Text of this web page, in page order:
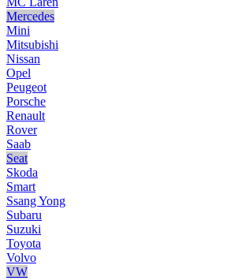
Mercedes
Mini
Mitsubishi
Nissan
Opel
Peugeot
Porsche
Renault
Rover
Saab
Seat
Skoda
Smart
Ssang Yong
Subaru
Suzuki
Toyota
Volvo
VW